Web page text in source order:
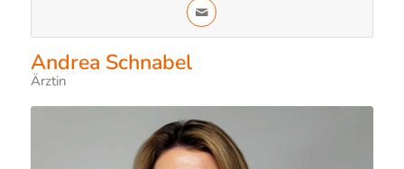
Andrea Schnabel
Ärztin